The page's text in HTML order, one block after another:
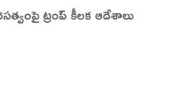
ట్రంప్ కీలక ఆదేశాలు